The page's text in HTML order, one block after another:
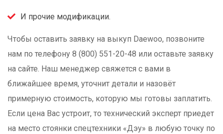
И прочие модификации.
Чтобы оставить заявку на выкуп Daewoo, позвоните
нам по телефону 8 (800) 551-20-48 или оставьте заявку
на сайте. Наш менеджер свяжется с вами в
ближайшее время, уточнит детали и назовёт
примерную стоимость, которую мы готовы заплатить.
Если цена Вас устроит, то технический эксперт приедет
на место стоянки спецтехники «Дэу» в любую точку по